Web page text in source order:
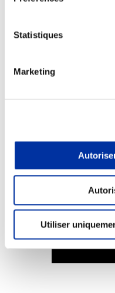
Statistiques
Marketing
Utiliser